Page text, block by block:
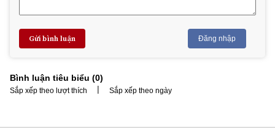
Gửi bình luận Đăng nhập
Bình luận tiêu biểu (0)
Sắp xếp theo lượt thích | Sắp xếp theo ngày